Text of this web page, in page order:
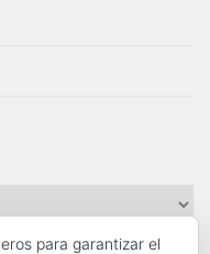
para garantizar el